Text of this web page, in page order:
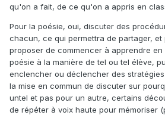
qu'on a fait, de ce qu'on a appris en
Pour la poésie, oui, discuter des
chacun, ce qui permettra de partager, et
proposer de commencer à apprendre
poésie à la manière de tel ou tel élève,
enclencher ou déclencher des
la mise en commun de discuter sur
untel et pas pour un autre, certains
de répéter à voix haute pour mémoriser